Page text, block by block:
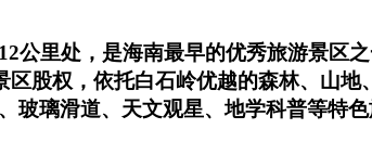
公里处，是海南最早的优秀旅游景区
区股权，依托白石岭优越的森林、山
玻璃滑道、天文观星、地学科普等特